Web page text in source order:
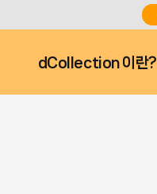
dCollection 이란?